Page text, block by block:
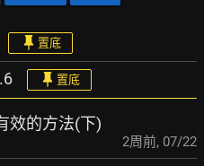
置底
置底
效的方法(下)
2周前, 07/22